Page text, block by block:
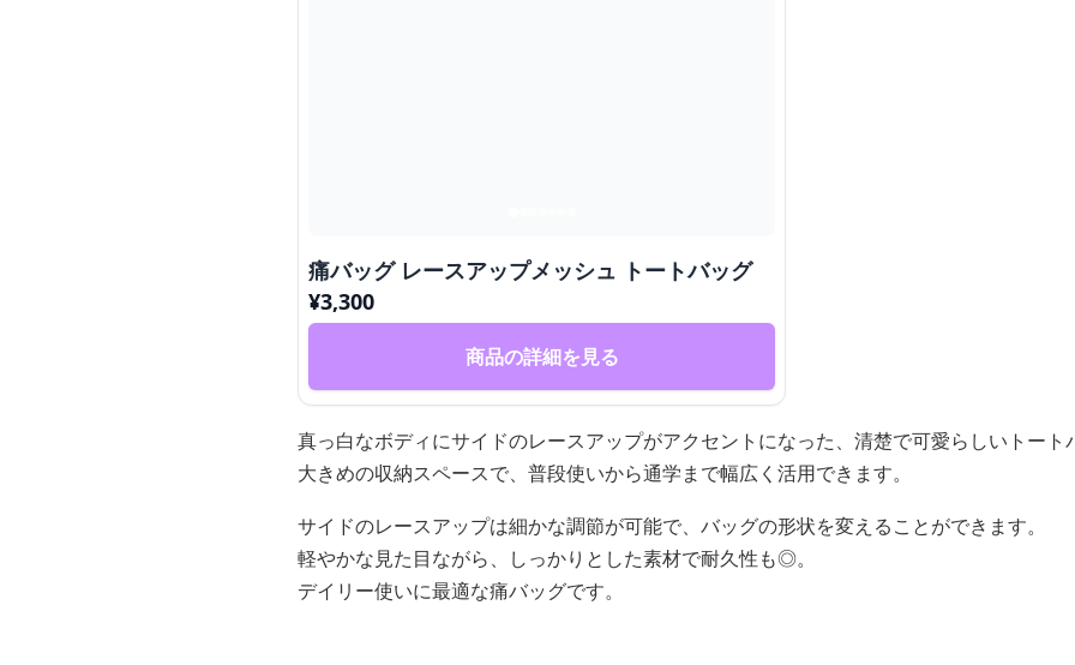
痛バッグ レースアップメッシュ トートバッグ
¥3,300
商品の詳細を見る
真っ白なボディにサイドのレースアップがアクセントになった、清楚で可愛らしいトート
大きめの収納スペースで、普段使いから通学まで幅広く活用できます。
サイドのレースアップは細かな調節が可能で、バッグの形状を変えることができます。
軽やかな見た目ながら、しっかりとした素材で耐久性も◎。
デイリー使いに最適な痛バッグです。